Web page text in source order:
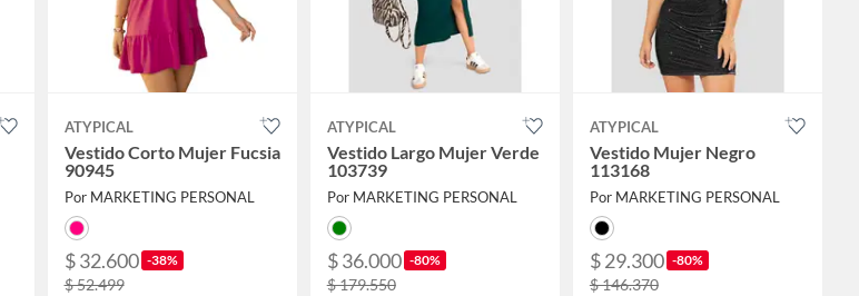
ATYPICAL
Vestido Corto Mujer Fucsia
90945
Por MARKETING PERSONAL
$ 32.600 -38%
$ 52.499
ATYPICAL
Vestido Largo Mujer Verde
103739
Por MARKETING PERSONAL
$ 36.000 -80%
$ 179.550
ATYPICAL
Vestido Mujer Negro
113168
Por MARKETING PERSONAL
$ 29.300 -80%
$ 146.370